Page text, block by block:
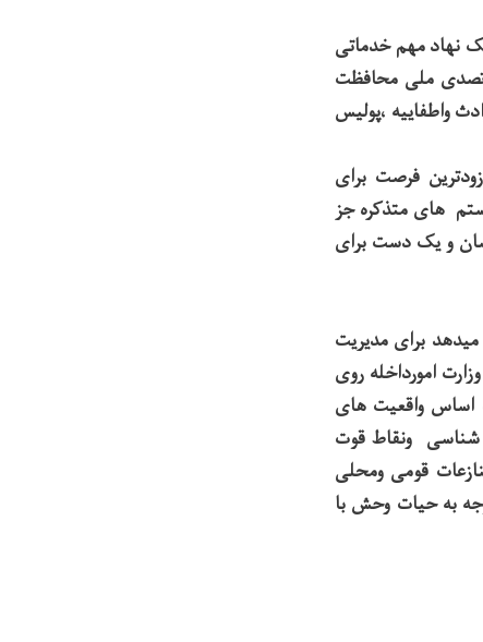
نهاد مهم خدماتی
تصدی ملی محافظت
واطفاییه ،پولیس
فرصت برای
های متذکره جز
و یک دست برای
برای مدیریت
از سوی معاونیت اول وزارت امورداخله روی
اساس واقعیت های
شناسی ونقاط قوت
قومی ومحلی
به حیات وحش با